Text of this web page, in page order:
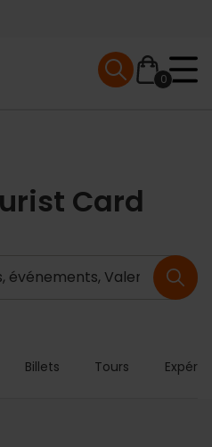
0
Mobile menu
Card
Billets Tours